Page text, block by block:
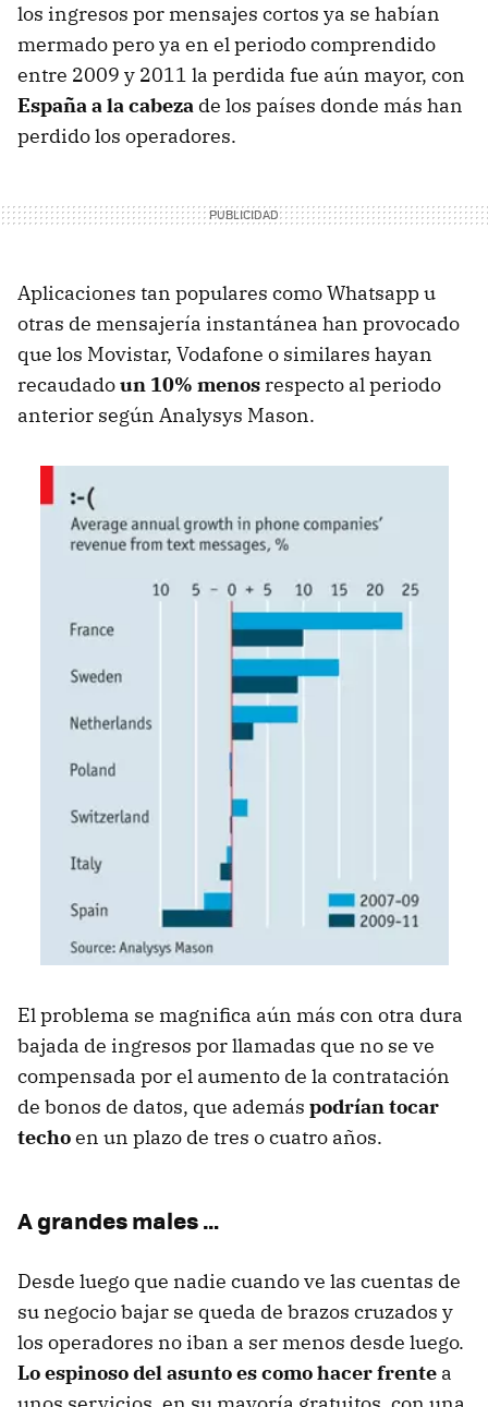
los ingresos por mensajes cortos ya se habían
mermado pero ya en el periodo comprendido
entre 2009 y 2011 la perdida fue aún mayor, con
España a la cabeza de los países donde más han
perdido los operadores.
Aplicaciones tan populares como Whatsapp u
otras de mensajería instantánea han provocado
que los Movistar, Vodafone o similares hayan
recaudadoun 10% menos respecto al periodo
anterior según Analysys Mason.
El problema se magnifica aún más con otra dura
bajada de ingresos por llamadas que no se ve
compensada por el aumento de la contratación
de bonos de datos, que además podrían tocar
techoen un plazo de tres o cuatro años.
A grandes males …
Desde luego que nadie cuando ve las cuentas de
su negocio bajar se queda de brazos cruzados y
los operadores no iban a ser menos desde luego.
Lo espinoso del asunto es como hacer frente a